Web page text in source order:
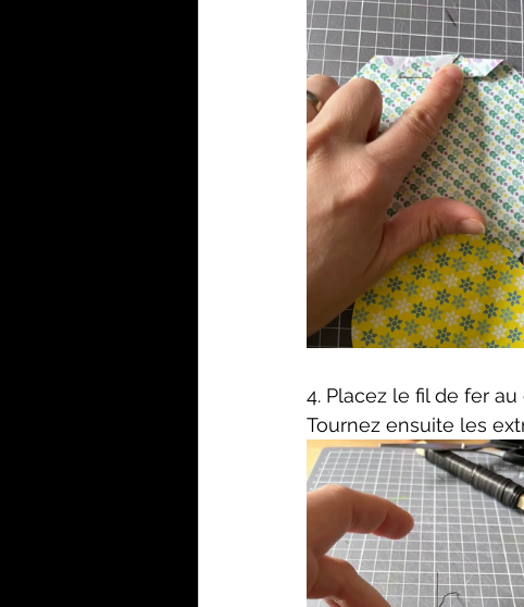
4. Placez le fil de fer
Tournez ensuite les